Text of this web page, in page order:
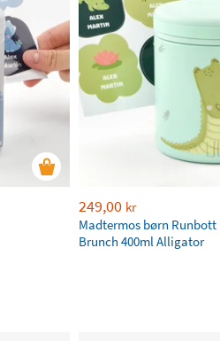
249,00 kr
Madtermos børn Runbott
Brunch 400ml Alligator